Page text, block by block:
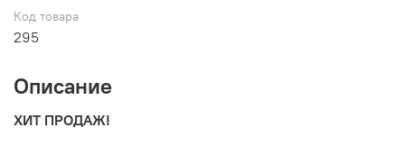
Код товара
295
Описание
ХИТ ПРОДАЖ!